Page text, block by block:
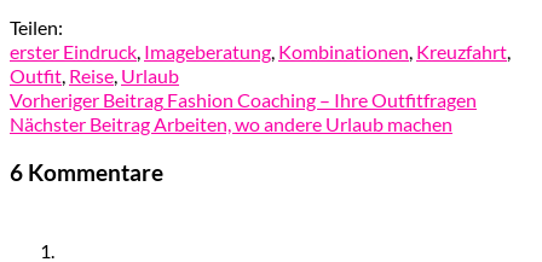
Teilen:
erster Eindruck Imageberatung Kombinationen Kreuzfahrt
Outfit Reise Urlaub
Vorheriger Beitrag Fashion Coaching – Ihre Outfitfragen
Nächster Beitrag Arbeiten, wo andere Urlaub machen
6 Kommentare